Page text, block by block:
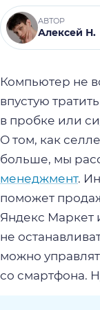
АВТОР
Алексей Н.
Компьютер не
впустую
в пробке или
О том, как
больше, мы
менеджмент.
поможет
Яндекс Маркет
не
можно
со смартфона.